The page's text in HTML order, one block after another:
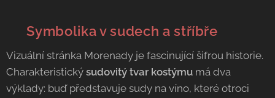
🏺 Symbolika v sudech a stříbře
Vizuální stránka Morenady je fascinující šifrou historie.
Charakteristický sudovitý tvar kostýmu má dva
výklady: buď představuje sudy na víno, které otroci